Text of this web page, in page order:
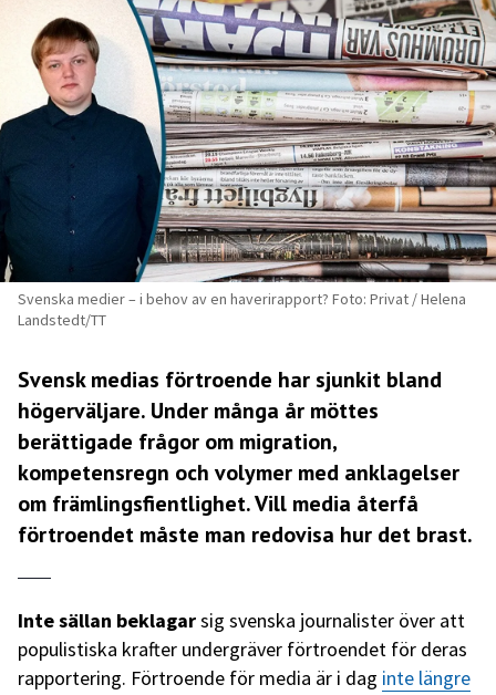
Svenska medier – i behov av en haverirapport? Foto: Privat / Helena
Landstedt/TT
Svensk medias förtroende har sjunkit bland
högerväljare. Under många år möttes
berättigade frågor om migration,
kompetensregn och volymer med anklagelser
om främlingsfientlighet. Vill media återfå
förtroendet måste man redovisa hur det brast.
Inte sällan beklagarsig svenska journalister över att
populistiska krafter undergräver förtroendet för deras
rapportering. Förtroende för media är i dag inte längre